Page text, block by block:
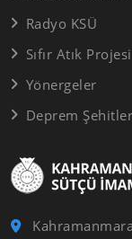
Radyo KSÜ
Sıfır Atık Projesi
Yönergeler
Deprem